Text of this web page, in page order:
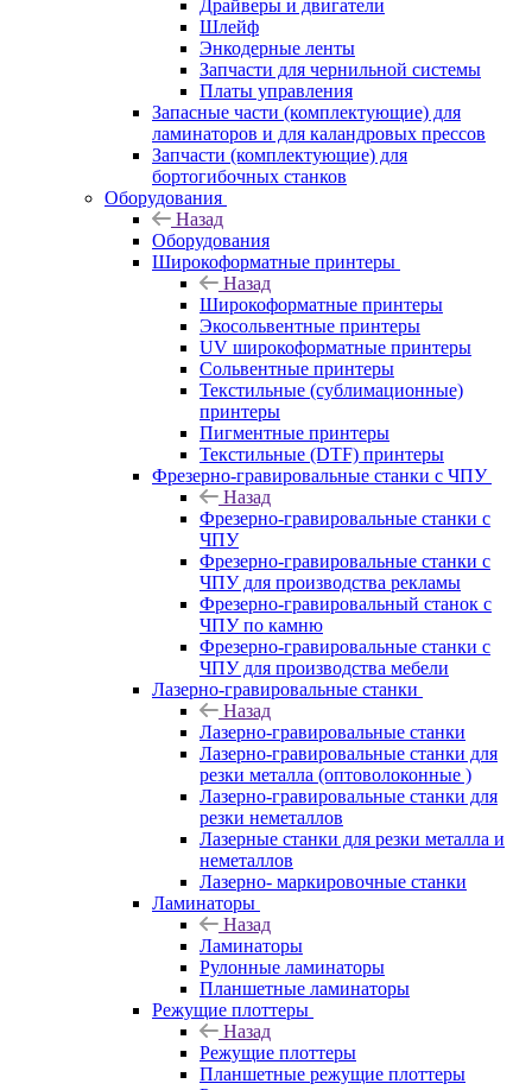
Драйверы и двигатели
Шлейф
Энкодерные ленты
Запчасти для чернильной системы
Платы управления
Запасные части (комплектующие) для
ламинаторов и для каландровых прессов
Запчасти (комплектующие) для
бортогибочных станков
Оборудования
Назад
Оборудования
Широкоформатные принтеры
Назад
Широкоформатные принтеры
Экосольвентные принтеры
UV широкоформатные принтеры
Сольвентные принтеры
Текстильные (сублимационные)
принтеры
Пигментные принтеры
Текстильные (DTF) принтеры
Фрезерно-гравировальные станки с ЧПУ
Назад
Фрезерно-гравировальные станки с
ЧПУ
Фрезерно-гравировальные станки с
ЧПУ для производства рекламы
Фрезерно-гравировальный станок с
ЧПУ по камню
Фрезерно-гравировальные станки с
ЧПУ для производства мебели
Лазерно-гравировальные станки
Назад
Лазерно-гравировальные станки
Лазерно-гравировальные станки для
резки металла (оптоволоконные )
Лазерно-гравировальные станки для
резки неметаллов
Лазерные станки для резки металла и
неметаллов
Лазерно- маркировочные станки
Ламинаторы
Назад
Ламинаторы
Рулонные ламинаторы
Планшетные ламинаторы
Режущие плоттеры
Назад
Режущие плоттеры
Планшетные режущие плоттеры